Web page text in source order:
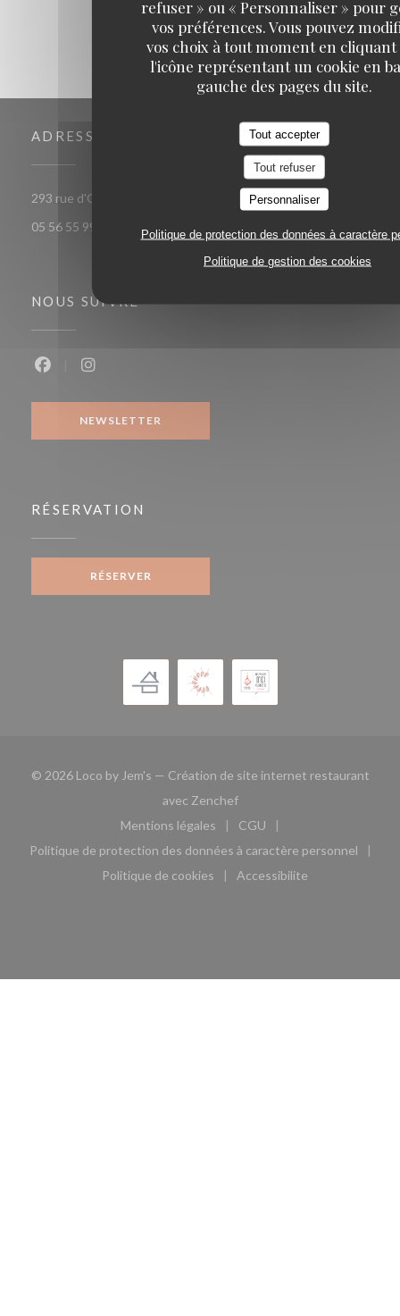
refuser » ou « Personnaliser » pour
vos préférences. Vous pouvez
vos choix à tout moment en
l'icône représentant un cookie en
gauche des pages du site.
Tout accepter
Tout refuser
Personnaliser
Politique de protection des données à caractère
Politique de gestion des cookies
ADRESSE
293 rue d'Ornano 33000 bordeaux
((ouvre une nouvelle fenêtre))
05 56 55 99 37
NOUS SUIVRE
NEWSLETTER
RÉSERVATION
RÉSERVER
© 2026 Loco by Jem's — Création de site internet restaurant
avec Zenchef((ouvre une nouvelle
Mentions légales
((ouvre une nouvelle fenêtre))
CGU
((ouvre une nouvelle
Politique de protection des données à caractère personnel
((ouvre une nouvelle fenêtre))
Politique de cookies
((ouvre une nouvelle fenêtre))
Accessibilite